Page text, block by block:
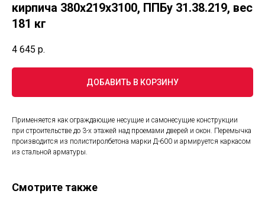
кирпича 380х219х3100, ППБу 31.38.219, вес
181 кг
4 645 р.
ДОБАВИТЬ В КОРЗИНУ
Применяется как ограждающие несущие и самонесущие конструкции
при строительстве до 3-х этажей над проемами дверей и окон. Перемычка
производится из полистиролбетона марки Д-600 и армируется каркасом
из стальной арматуры.
Смотрите также